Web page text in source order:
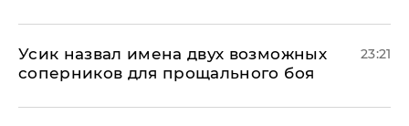
Усик назвал имена двух возможных
соперников для прощального боя
23:21